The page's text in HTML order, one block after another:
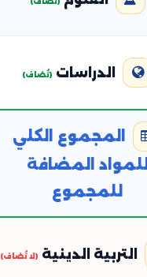
الدراسات (تُضاف)
المجموع الكلي
للمواد المضافة
للمجموع
التربية الدينية (لا تُضاف)